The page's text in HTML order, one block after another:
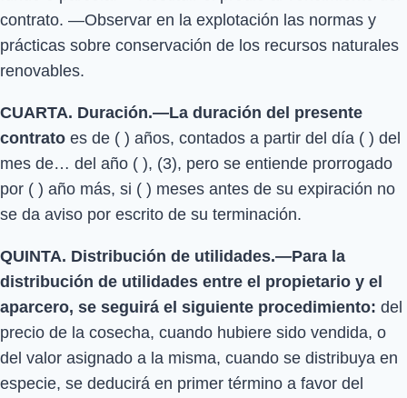
contrato. —Observar en la explotación las normas y
prácticas sobre conservación de los recursos naturales
renovables.
CUARTA. Duración.—La duración del presente
contrato es de ( ) años, contados a partir del día ( ) del
mes de… del año ( ), (3), pero se entiende prorrogado
por ( ) año más, si ( ) meses antes de su expiración no
se da aviso por escrito de su terminación.
QUINTA. Distribución de utilidades.—Para la
distribución de utilidades entre el propietario y el
aparcero, se seguirá el siguiente procedimiento: del
precio de la cosecha, cuando hubiere sido vendida, o
del valor asignado a la misma, cuando se distribuya en
especie, se deducirá en primer término a favor del